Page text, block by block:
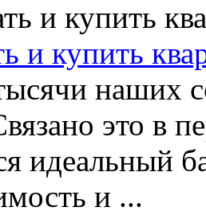
и купить
наших
это в
идеальный
и ...